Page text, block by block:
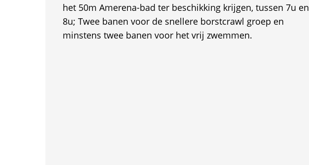
het 50m Amerena-bad ter beschikking krijgen, tussen 7u en
8u; Twee banen voor de snellere borstcrawl groep en
minstens twee banen voor het vrij zwemmen.